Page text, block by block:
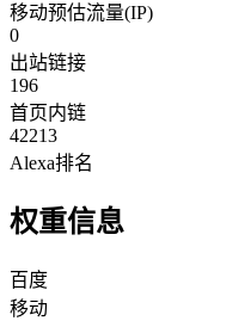
移动预估流量(IP)
0
出站链接
196
首页内链
42213
Alexa排名
权重信息
百度
移动